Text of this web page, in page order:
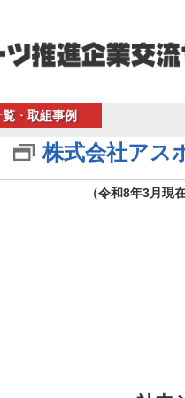
・取組事例
株式会社アス
（令和8年3月現